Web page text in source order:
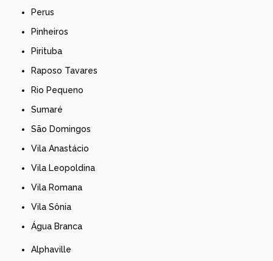
Perus
Pinheiros
Pirituba
Raposo Tavares
Rio Pequeno
Sumaré
São Domingos
Vila Anastácio
Vila Leopoldina
Vila Romana
Vila Sônia
Água Branca
Alphaville